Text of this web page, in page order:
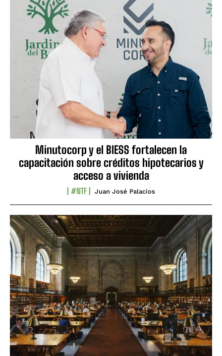
Minutocorp y el BIESS fortalecen la
capacitación sobre créditos hipotecarios y
acceso a vivienda
#NTF Juan José Palacios